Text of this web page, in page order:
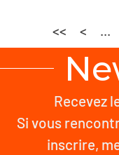
<< < ...
Recevez
Si vous
inscrire,